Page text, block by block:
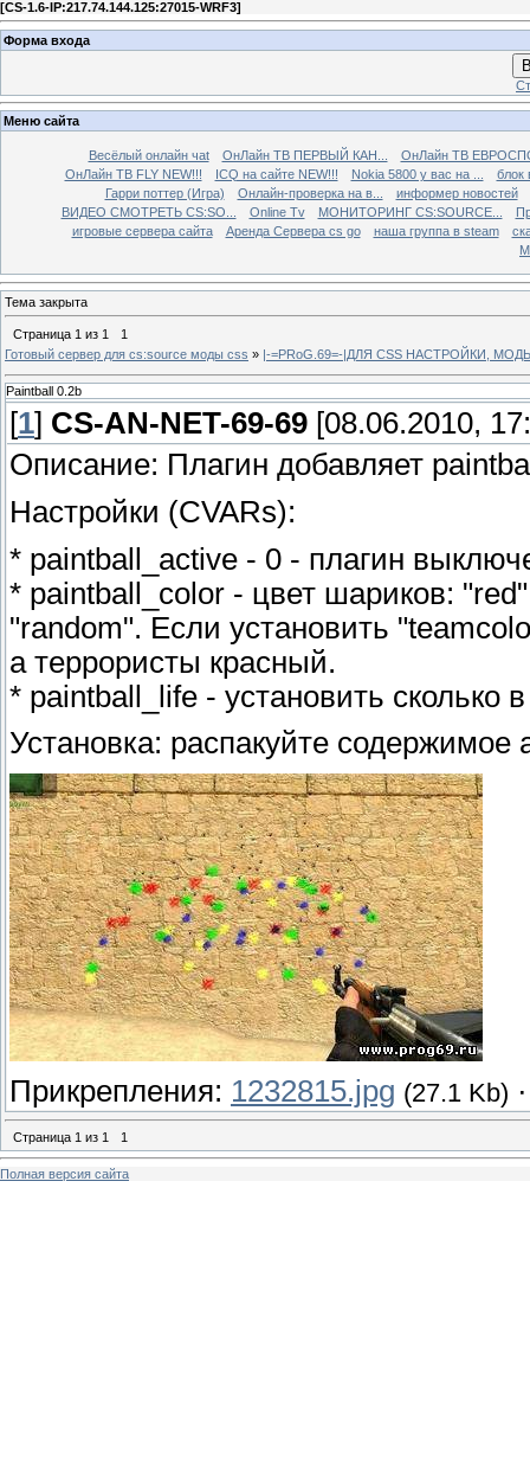
[CS-1.6-IP:217.74.144.125:27015-WRF3]
Форма входа
Меню сайта
Весёлый онлайн чаt ОнЛайн ТВ ПЕРВЫЙ КАН...
ОнЛайн ТВ
ОнЛайн ТВ FLY NEW!!!
ICQ на сайте NEW!!! Nokia 5800 у вас на ...
блок
Гарри поттер (Игра)
Онлайн-проверка на в...
информер новостей
ВИДЕО СМОТРЕТЬ CS:SO...
Online Tv МОНИТОРИНГ CS:SOURCE...
игровые сервера сайта
Аренда Сервера cs go наша группа в steam
Тема закрыта
Страница 1 из 1
1
Готовый сервер для cs:source моды css » |-=PRoG.69=-|ДЛЯ CSS НАСТРОЙКИ,
Paintball 0.2b
[1] CS-AN-NET-69-69 [08.06.2010,
Описание: Плагин добавляет
Настройки (CVARs):
* paintball_active - 0 - плагин
* paintball_color - цвет шариков:
"random". Если установить
а террористы красный.
* paintball_life - установить сколько
Установка: распакуйте содержимое
Прикрепления: 1232815.jpg (27.1 Kb)
Страница 1 из 1 1
Полная версия сайта